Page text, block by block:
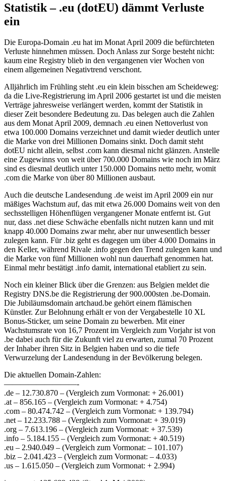
Statistik – .eu (dotEU) dämmt Verluste
ein
Die Europa-Domain .eu hat im Monat April 2009 die befürchteten
Verluste hinnehmen müssen. Doch Anlass zur Sorge besteht nicht:
kaum eine Registry blieb in den vergangenen vier Wochen von
einem allgemeinen Negativtrend verschont.
Alljährlich im Frühling steht .eu ein klein bisschen am Scheideweg:
da die Live-Registrierung im April 2006 gestartet ist und die meisten
Verträge jahresweise verlängert werden, kommt der Statistik in
dieser Zeit besondere Bedeutung zu. Das belegen auch die Zahlen
aus dem Monat April 2009, demnach .eu einen Nettoverlust von
etwa 100.000 Domains verzeichnet und damit wieder deutlich unter
die Marke von drei Millionen Domains sinkt. Doch damit steht
dotEU nicht allein, selbst .com kann diesmal nicht glänzen. Anstelle
eine Zugewinns von weit über 700.000 Domains wie noch im März
sind es diesmal deutlich unter 150.000 Domains netto mehr, womit
.com die Marke von über 80 Millionen ausbaut.
Auch die deutsche Landesendung .de weist im April 2009 ein nur
mäßiges Wachstum auf, das mit etwa 26.000 Domains weit von den
sechsstelligen Höhenflügen vergangener Monate entfernt ist. Gut
nur, dass .net diese Schwäche ebenfalls nicht nutzen kann und mit
knapp 40.000 Domains zwar mehr, aber nur unwesentlich besser
zulegen kann. Für .biz geht es dagegen um über 4.000 Domains in
den Keller, während Rivale .info gegen den Trend zulegen kann und
die Marke von fünf Millionen wohl nun dauerhaft genommen hat.
Einmal mehr bestätigt .info damit, international etabliert zu sein.
Noch ein kleiner Blick über die Grenzen: aus Belgien meldet die
Registry DNS.be die Registrierung der 900.000sten .be-Domain.
Die Jubiläumsdomain artchaud.be gehört einem flämischen
Künstler. Zur Belohnung erhält er von der Vergabestelle 10 XL
Bonus-Sticker, um seine Domain zu bewerben. Mit einer
Wachstumsrate von 16,7 Prozent im Vergleich zum Vorjahr ist von
.be dabei auch für die Zukunft viel zu erwarten, zumal 70 Prozent
der Inhaber ihren Sitz in Belgien haben und so die tiefe
Verwurzelung der Landesendung in der Bevölkerung belegen.
Die aktuellen Domain-Zahlen:
—————————-
.de – 12.730.870 – (Vergleich zum Vormonat: + 26.001)
.at – 856.165 – (Vergleich zum Vormonat: + 4.754)
.com – 80.474.742 – (Vergleich zum Vormonat: + 139.794)
.net – 12.233.788 – (Vergleich zum Vormonat: + 39.019)
.org – 7.613.196 – (Vergleich zum Vormonat: + 37.539)
.info – 5.184.155 – (Vergleich zum Vormonat: + 40.519)
.eu – 2.940.049 – (Vergleich zum Vormonat: – 101.107)
.biz – 2.041.423 – (Vergleich zum Vormonat: – 4.033)
.us – 1.615.050 – (Vergleich zum Vormonat: + 2.994)